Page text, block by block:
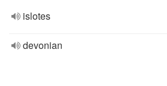
islotes
devonian